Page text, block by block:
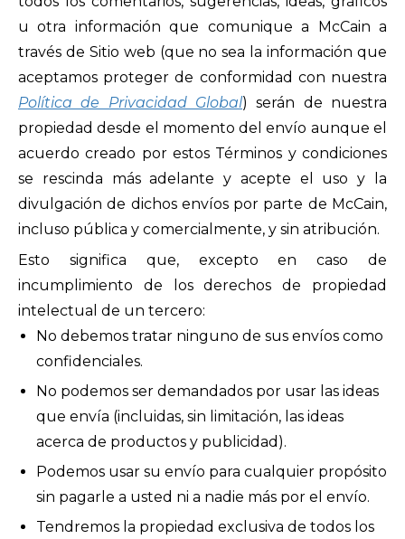
u otra información que comunique a McCain a
través de Sitio web (que no sea la información que
aceptamos proteger de conformidad con nuestra
Política de Privacidad Global) serán de nuestra
propiedad desde el momento del envío aunque el
acuerdo creado por estos Términos y condiciones
se rescinda más adelante y acepte el uso y la
divulgación de dichos envíos por parte de McCain,
incluso pública y comercialmente, y sin atribución.
Esto significa que, excepto en caso de
incumplimiento de los derechos de propiedad
intelectual de un tercero:
No debemos tratar ninguno de sus envíos como
confidenciales.
No podemos ser demandados por usar las ideas
que envía (incluidas, sin limitación, las ideas
acerca de productos y publicidad).
Podemos usar su envío para cualquier propósito
sin pagarle a usted ni a nadie más por el envío.
Tendremos la propiedad exclusiva de todos los